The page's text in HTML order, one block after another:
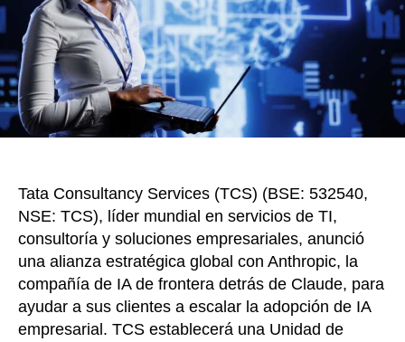
de
IA
a
escala
Tata Consultancy Services (TCS) (BSE: 532540,
NSE: TCS), líder mundial en servicios de TI,
consultoría y soluciones empresariales, anunció
una alianza estratégica global con Anthropic, la
compañía de IA de frontera detrás de Claude, para
ayudar a sus clientes a escalar la adopción de IA
empresarial. TCS establecerá una Unidad de